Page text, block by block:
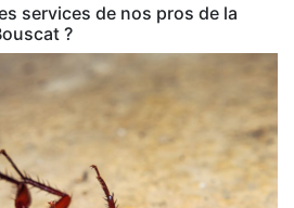
services de nos pros de la
?